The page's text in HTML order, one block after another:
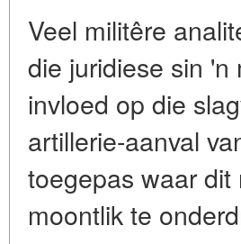
Veel militêre
die juridiese sin
invloed op die
artillerie-aanval
toegepas waar
moontlik te